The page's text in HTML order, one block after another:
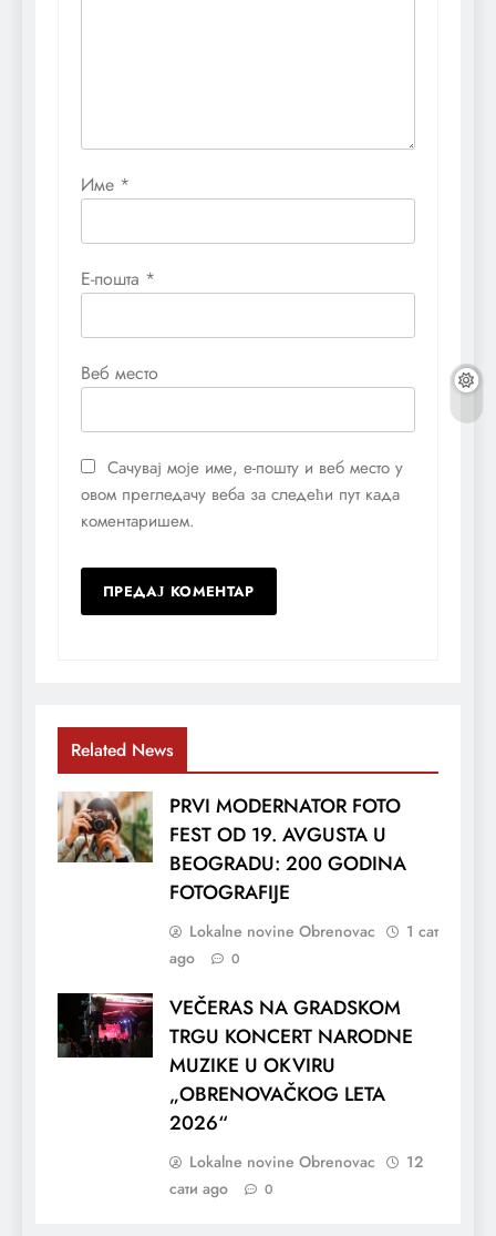
Име *
Е-пошта *
Веб место
Сачувај моје име, е-пошту и веб место у
овом прегледачу веба за следећи пут када
коментаришем.
Related News
PRVI MODERNATOR FOTO
FEST OD 19. AVGUSTA U
BEOGRADU: 200 GODINA
FOTOGRAFIJE
Lokalne novine Obrenovac
1 сат
ago
0
VEČERAS NA GRADSKOM
TRGU KONCERT NARODNE
MUZIKE U OKVIRU
„OBRENOVAČKOG LETA
2026“
Lokalne novine Obrenovac
12
сати ago
0